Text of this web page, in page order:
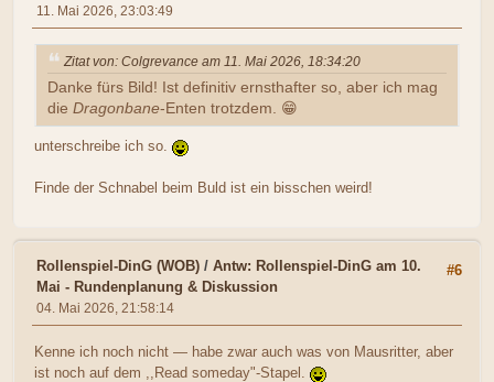
11. Mai 2026, 23:03:49
Zitat von: Colgrevance am 11. Mai 2026, 18:34:20
Danke fürs Bild! Ist definitiv ernsthafter so, aber ich mag
die Dragonbane-Enten trotzdem. 😁
unterschreibe ich so.
Finde der Schnabel beim Buld ist ein bisschen weird!
#6
Rollenspiel-DinG (WOB) / Antw: Rollenspiel-DinG am 10.
Mai - Rundenplanung & Diskussion
04. Mai 2026, 21:58:14
Kenne ich noch nicht — habe zwar auch was von Mausritter, aber
ist noch auf dem ,,Read someday"-Stapel.